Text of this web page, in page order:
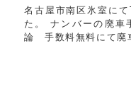
名古屋市南区氷室に
た。 ナンバーの廃車
論 手数料無料にて廃